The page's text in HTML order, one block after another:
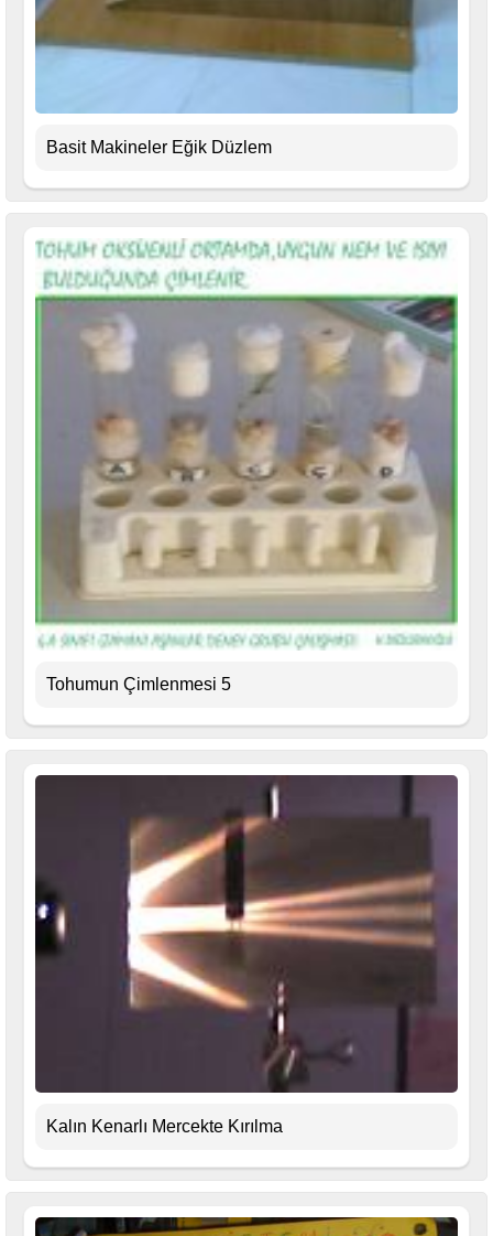
Basit Makineler Eğik Düzlem
Tohumun Çimlenmesi 5
Kalın Kenarlı Mercekte Kırılma